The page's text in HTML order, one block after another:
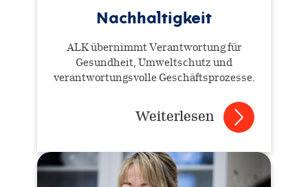
Nachhaltigkeit
ALK übernimmt Verantwortung für
Gesundheit, Umweltschutz und
verantwortungsvolle Geschäftsprozesse.
Weiterlesen